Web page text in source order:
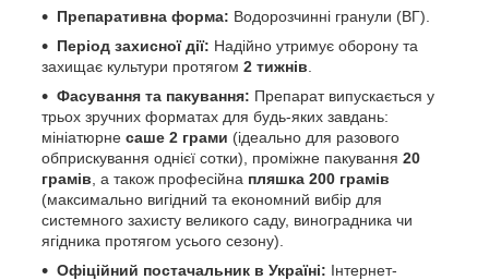
Препаративна форма: Водорозчинні гранули (ВГ).
Період захисної дії: Надійно утримує оборону та
захищає культури протягом 2 тижнів
Фасування та пакування: Препарат випускається у
трьох зручних форматах для будь-яких завдань:
мініатюрне саше 2 грами (ідеально для разового
обприскування однієї сотки), проміжне пакування 20
грамів , а також професійна пляшка 200 грамів
(максимально вигідний та економний вибір для
системного захисту великого саду, виноградника чи
ягідника протягом усього сезону).
Офіційний постачальник в Україні: Інтернет-